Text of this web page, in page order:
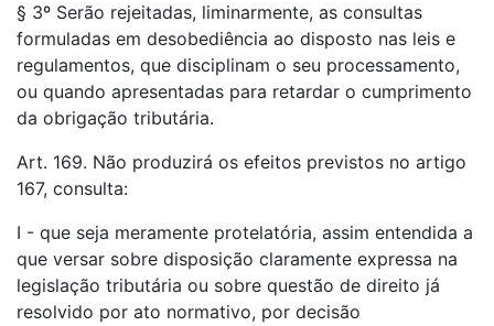
§ 3º Serão rejeitadas, liminarmente, as consultas
formuladas em desobediência ao disposto nas leis e
regulamentos, que disciplinam o seu processamento,
ou quando apresentadas para retardar o cumprimento
da obrigação tributária.
Art. 169. Não produzirá os efeitos previstos no artigo
167, consulta:
I - que seja meramente protelatória, assim entendida a
que versar sobre disposição claramente expressa na
legislação tributária ou sobre questão de direito já
resolvido por ato normativo, por decisão